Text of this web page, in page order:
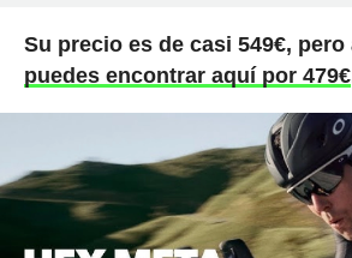
Su precio es de casi 549€,
puedes encontrar aquí por 479€